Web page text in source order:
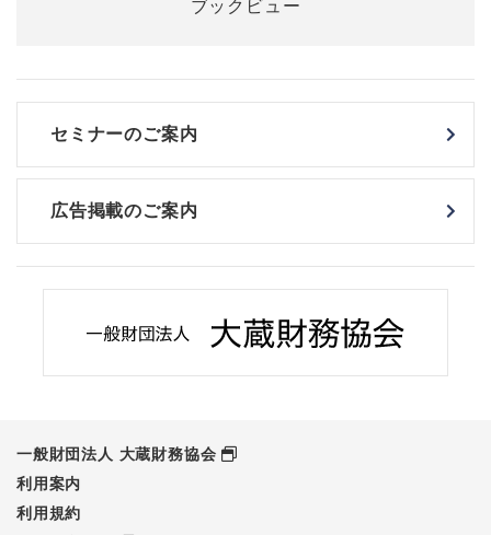
セミナーのご案内
広告掲載のご案内
一般財団法人 大蔵財務協会
利用案内
利用規約